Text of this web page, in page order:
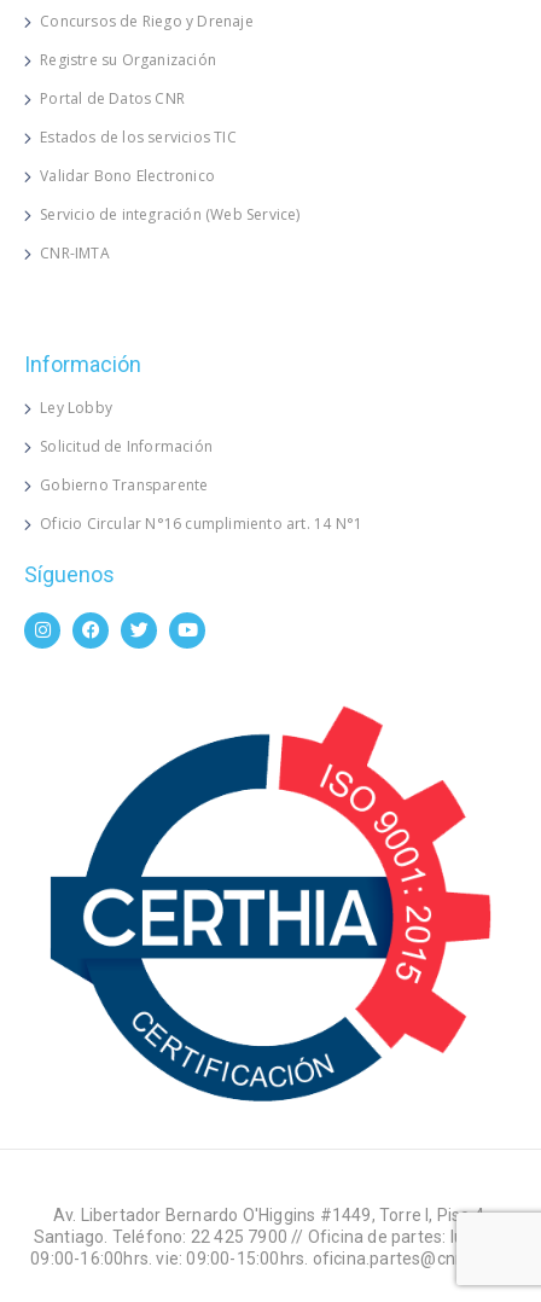
Concursos de Riego y Drenaje
Registre su Organización
Portal de Datos CNR
Estados de los servicios TIC
Validar Bono Electronico
Servicio de integración (Web Service)
CNR-IMTA
Información
Ley Lobby
Solicitud de Información
Gobierno Transparente
Oficio Circular N°16 cumplimiento art. 14 N°1
Síguenos
Av. Libertador Bernardo O'Higgins #1449, Torre I, Piso 4,
Santiago. Teléfono: 22 425 7900 // Oficina de partes: lun-jue:
09:00-16:00hrs. vie: 09:00-15:00hrs. oficina.partes@cnr.gob.cl